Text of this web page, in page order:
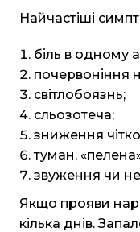
Найчастіші
біль в одному
почервоніння
світлобоязнь;
сльозотеча;
зниження
туман,
звуження чи
Якщо прояви
кілька днів.